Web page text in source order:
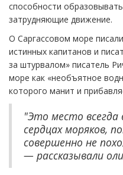
способности
затрудняющие движение.
О Саргассовом море
истинных капитанов и
за штурвалом» писатель
море как «необъятное
которого манит и
"Это место всегда
сердцах моряков,
совершенно не
— рассказывали